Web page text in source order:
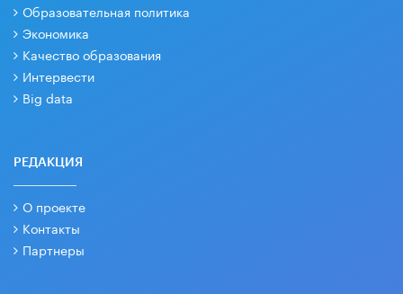
Образовательная политика
Экономика
Качество образования
Интервести
Big data
РЕДАКЦИЯ
О проекте
Контакты
Партнеры